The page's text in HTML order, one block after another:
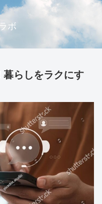
ボ
らしをラクにす